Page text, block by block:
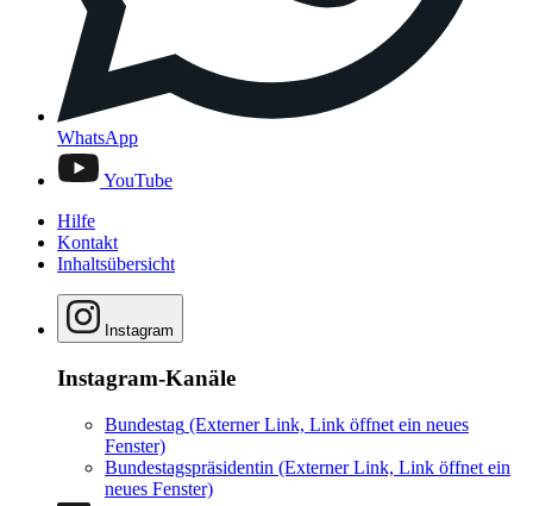
WhatsApp
YouTube
Hilfe
Kontakt
Inhaltsübersicht
Instagram
Instagram-Kanäle
Bundestag (Externer Link, Link öffnet ein neues
Fenster)
Bundestagspräsidentin (Externer Link, Link öffnet ein
neues Fenster)